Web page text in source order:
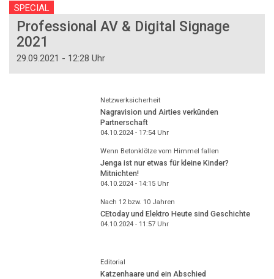
SPECIAL
Professional AV & Digital Signage
2021
29.09.2021 - 12:28 Uhr
Netzwerksicherheit
Nagravision und Airties verkünden
Partnerschaft
04.10.2024 - 17:54Uhr
Wenn Betonklötze vom Himmel fallen
Jenga ist nur etwas für kleine Kinder?
Mitnichten!
04.10.2024 - 14:15Uhr
Nach 12 bzw. 10 Jahren
CEtoday und Elektro Heute sind Geschichte
04.10.2024 - 11:57Uhr
Editorial
Katzenhaare und ein Abschied